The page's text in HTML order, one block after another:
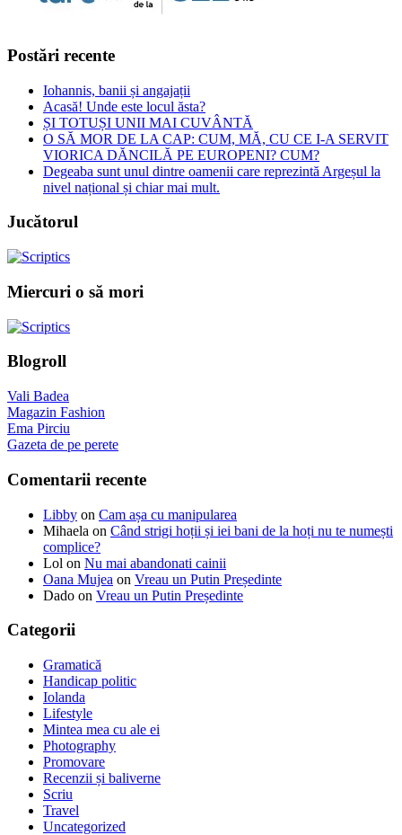
Postări recente
Iohannis, banii și angajații
Acasă! Unde este locul ăsta?
ȘI TOTUȘI UNII MAI CUVÂNTĂ
O SĂ MOR DE LA CAP: CUM, MĂ, CU CE I-A SERVIT
VIORICA DĂNCILĂ PE EUROPENI? CUM?
Degeaba sunt unul dintre oamenii care reprezintă Argeșul la
nivel național și chiar mai mult.
Jucătorul
Miercuri o să mori
Blogroll
Vali Badea
Magazin Fashion
Ema Pirciu
Gazeta de pe perete
Comentarii recente
Libby on Cam așa cu manipularea
Mihaela on Când strigi hoții și iei bani de la hoți nu te numești
complice?
Lol on Nu mai abandonati cainii
Oana Mujea on Vreau un Putin Președinte
Dado on Vreau un Putin Președinte
Categorii
Gramatică
Handicap politic
Iolanda
Lifestyle
Mintea mea cu ale ei
Photography
Promovare
Recenzii și baliverne
Scriu
Travel
Uncategorized